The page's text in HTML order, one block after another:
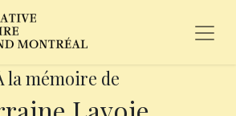
la mémoire de